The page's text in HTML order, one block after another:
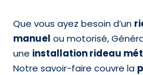
Que vous ayez besoin d’un
manuel ou motorisé,
une installation rideau
Notre savoir-faire couvre la